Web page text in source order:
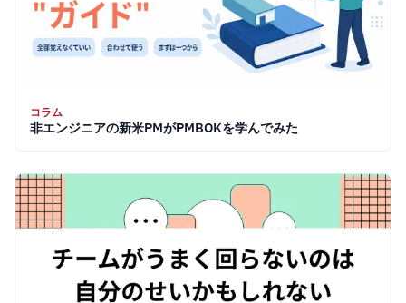
コラム
非エンジニアの新米PMがPMBOKを学んでみた